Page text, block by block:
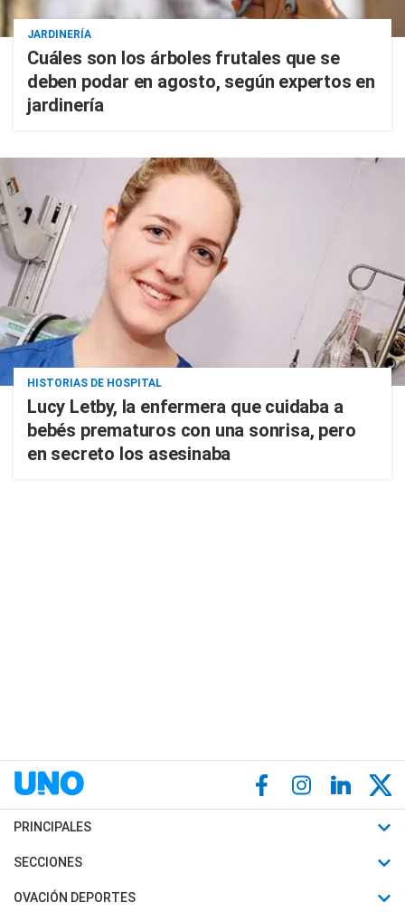
JARDINERÍA
Cuáles son los árboles frutales que se
deben podar en agosto, según expertos en
jardinería
HISTORIAS DE HOSPITAL
Lucy Letby, la enfermera que cuidaba a
bebés prematuros con una sonrisa, pero
en secreto los asesinaba
PRINCIPALES
Últimas Noticias
Política
SECCIONES
Horóscopo
OVACIÓN DEPORTES